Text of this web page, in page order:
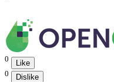
0
Like
0
Dislike